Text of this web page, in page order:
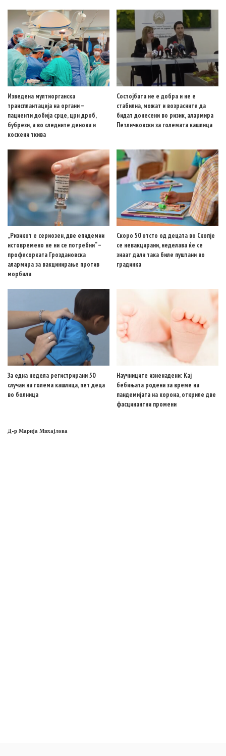
Изведена мултиорганска
трансплантација на органи –
пациенти добија срце, црн дроб,
бубрези, а во следните денови и
коскени ткива
Состојбата не е добра и не е
стабилна, можат и возрасните да
бидат донесени во ризик, алармира
Петличковски за големата кашлица
„Ризикот е сериозен, две епидемии
истовремено не ни се потребни“ –
професорката Гроздановска
алармира за вакцинирање против
морбили
Скоро 50 отсто од децата во Скопје
се невакцирани, неделава ќе се
знаат дали така биле пуштани во
градинка
За една недела регистрирани 50
случаи на голема кашлица, пет деца
во болница
Научниците изненадени: Кај
бебињата родени за време на
пандемијата на корона, откриле две
фасцинантни промени
Д-р Марија Михајлова